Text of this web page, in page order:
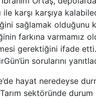
ile karşı karşıya
sağlamak olduğunu
farkına varmamız
gerektiğini ifade
sorularını
hayat neredeyse
Tarım sektöründe